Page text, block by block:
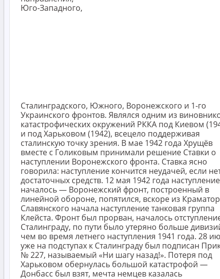
Юго-Западного,
Сталинградского, Южного, Воронежского и 1-го
Украинского фронтов. Являлся одним из
катастрофических окружений РККА под Киевом
и под Харьковом (1942), всецело поддерживая
сталинскую точку зрения. В мае 1942 года Хрущёв
вместе с Голиковым принимали решение Ставки о
наступлении Воронежского фронта. Ставка ясно
говорила: наступление кончится неудачей, если
достаточных средств. 12 мая 1942 года наступление
началось — Воронежский фронт, построенный в
линейной обороне, попятился, вскоре из
Славянского начала наступление танковая группа
Клейста. Фронт был прорван, началось
Сталинграду, по пути было утеряно больше
чем во время летнего наступления 1941 года. 28
уже на подступах к Сталинграду был подписан
№ 227, называемый «Ни шагу назад!». Потеря под
Харьковом обернулась большой катастрофой —
Донбасс был взят, мечта немцев казалась